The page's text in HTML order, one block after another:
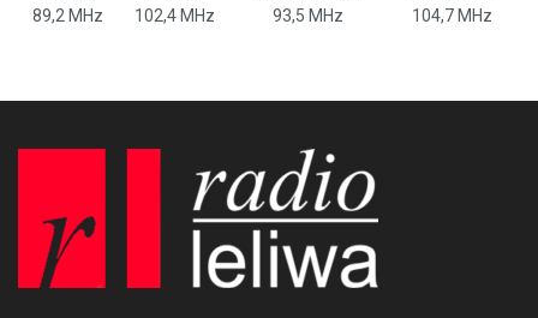
89,2 MHz
102,4 MHz 93,5 MHz 104,7 MHz